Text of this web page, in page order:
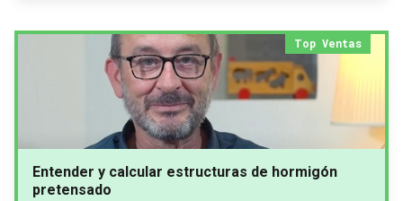
Top Ventas
Entender y calcular estructuras de hormigón
pretensado